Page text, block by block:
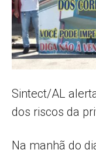
Sintect/AL
dos riscos da
Na manhã do